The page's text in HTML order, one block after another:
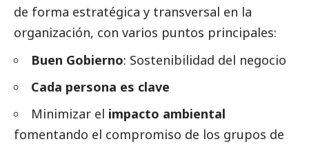
de forma estratégica y transversal en la
organización, con varios puntos principales:
Buen Gobierno: Sostenibilidad del negocio
Cada persona es clave
Minimizar el impacto ambiental
fomentando el compromiso de los grupos de